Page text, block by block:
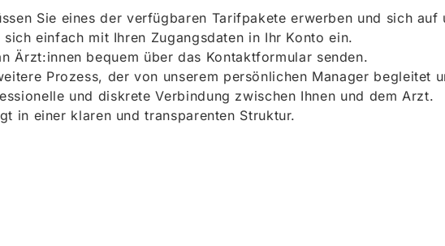
Sie eines der verfügbaren Tarifpakete erwerben und sich
einfach mit Ihren Zugangsdaten in Ihr Konto ein.
Ärzt:innen bequem über das Kontaktformular senden.
Prozess, der von unserem persönlichen Manager begleitet
und diskrete Verbindung zwischen Ihnen und dem Arzt.
in einer klaren und transparenten Struktur.